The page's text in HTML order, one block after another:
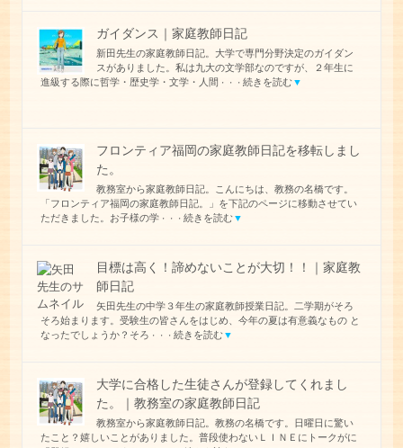
ガイダンス｜家庭教師日記
新田先生の家庭教師日記。大学で専門分野決定のガイダン
スがありました。私は九大の文学部なのですが、２年生に
進級する際に哲学・歴史学・文学・人間 ・・・ 続きを読む▼
フロンティア福岡の家庭教師日記を移転しまし
た。
教務室から家庭教師日記。こんにちは、教務の名橋です。
「フロンティア福岡の家庭教師日記。」を下記のページに移動させてい
ただきました。お子様の学 ・・・ 続きを読む▼
目標は高く！諦めないことが大切！！｜家庭教
師日記
矢田先生の中学３年生の家庭教師授業日記。二学期がそろ
そろ始まります。受験生の皆さんをはじめ、今年の夏は有意義なもの と
なったでしょうか？そろ ・・・ 続きを読む▼
大学に合格した生徒さんが登録してくれまし
た。｜教務室の家庭教師日記
教務室から家庭教師日記。教務の名橋です。日曜日に驚い
たこと？嬉しいことがありました。普段使わないＬＩＮＥにトークがに